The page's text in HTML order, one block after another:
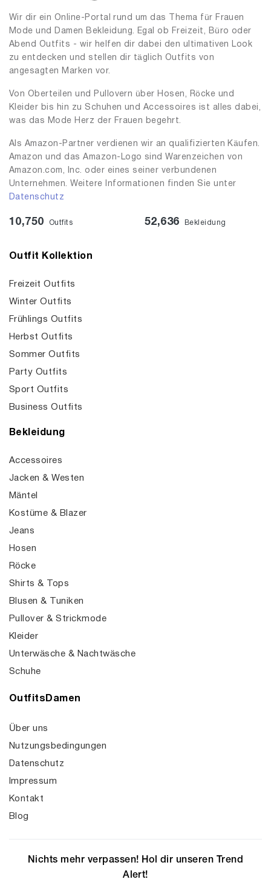
Wir dir ein Online-Portal rund um das Thema für Frauen
Mode und Damen Bekleidung. Egal ob Freizeit, Büro oder
Abend Outfits - wir helfen dir dabei den ultimativen Look
zu entdecken und stellen dir täglich Outfits von
angesagten Marken vor.
Von Oberteilen und Pullovern über Hosen, Röcke und
Kleider bis hin zu Schuhen und Accessoires ist alles dabei,
was das Mode Herz der Frauen begehrt.
Als Amazon-Partner verdienen wir an qualifizierten Käufen.
Amazon und das Amazon-Logo sind Warenzeichen von
Amazon.com, Inc. oder eines seiner verbundenen
Unternehmen. Weitere Informationen finden Sie unter
Datenschutz
10,750 Outfits 52,636 Bekleidung
Outfit Kollektion
Freizeit Outfits
Winter Outfits
Frühlings Outfits
Herbst Outfits
Sommer Outfits
Party Outfits
Sport Outfits
Business Outfits
Bekleidung
Accessoires
Jacken & Westen
Mäntel
Kostüme & Blazer
Jeans
Hosen
Röcke
Shirts & Tops
Blusen & Tuniken
Pullover & Strickmode
Kleider
Unterwäsche & Nachtwäsche
Schuhe
OutfitsDamen
Über uns
Nutzungsbedingungen
Datenschutz
Impressum
Kontakt
Blog
Nichts mehr verpassen! Hol dir unseren Trend
Alert!